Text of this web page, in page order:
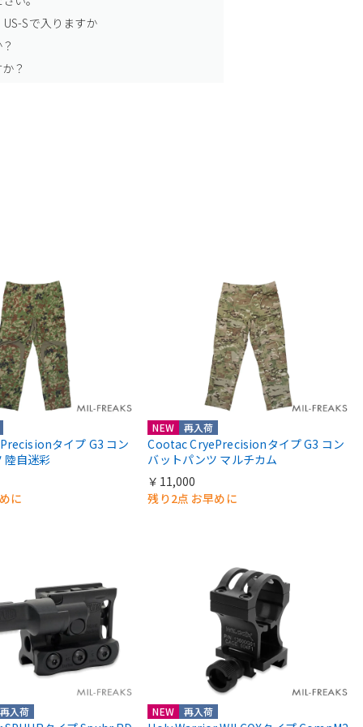
Sで入りますか
？
タイプ G3 コン
陸自迷彩
に
NEW 再入荷
Cootac CryePrecisionタイプ G3 コン
バットパンツ マルチカム
￥11,000
残り2点 お早めに
再入荷 NEW 再入荷